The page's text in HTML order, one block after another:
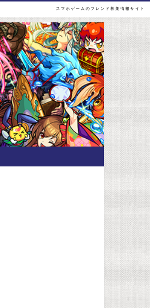
スマホゲームのフレンド募集情報サイト